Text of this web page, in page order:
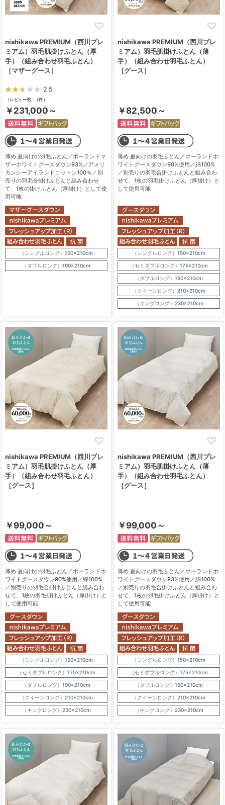
nishikawa PREMIUM（西川プレ
ミアム）羽毛肌掛けふとん（厚
手）（組み合わせ羽毛ふとん）
［マザーグース］
2.5
（レビュー数：2件）
￥231,000～
薄め 夏向けの羽毛ふとん／ポーランドマ
ザーホワイトグースダウン93%／アメリ
カンシーアイランドコットン100％／別
売りの羽毛合掛けふとんと組み合わせ
て、1枚の掛けふとん（厚掛け）として使
用可能
（シングルロング）150×210cm
（ダブルロング）190×210cm
nishikawa PREMIUM（西川プレ
ミアム）羽毛肌掛けふとん（薄
手）（組み合わせ羽毛ふとん）
［グース］
￥82,500～
薄め 夏向けの羽毛ふとん／ポーランドホ
ワイトグースダウン90%使用／綿100%
／別売りの羽毛合掛けふとんと組み合わ
せて、1枚の羽毛掛けふとん（厚掛け）と
して使用可能
（シングルロング）150×210cm
（セミダブルロング）175×210cm
（ダブルロング）190×210cm
（クイーンロング）210×210cm
（キングロング）230×210cm
nishikawa PREMIUM（西川プレ
ミアム）羽毛肌掛けふとん（厚
手）（組み合わせ羽毛ふとん）
［グース］
￥99,000～
薄め 夏向けの羽毛ふとん／ポーランドホ
ワイトグースダウン90%使用／綿100%
／別売りの羽毛合掛けふとんと組み合わ
せて、1枚の羽毛掛けふとん（厚掛け）と
して使用可能
（シングルロング）150×210cm
（セミダブルロング）175×210cm
（ダブルロング）190×210cm
（クイーンロング）210×210cm
（キングロング）230×210cm
nishikawa PREMIUM（西川プレ
ミアム）羽毛肌掛けふとん（薄
手）（組み合わせ羽毛ふとん）
［グース］
￥99,000～
薄め 夏向けの羽毛ふとん／ポーランドホ
ワイトグースダウン93%使用／綿100%
／別売りの羽毛合掛けふとんと組み合わ
せて、1枚の羽毛掛けふとん（厚掛け）と
して使用可能
（シングルロング）150×210cm
（セミダブルロング）175×210cm
（ダブルロング）190×210cm
（クイーンロング）210×210cm
（キングロング）230×210cm